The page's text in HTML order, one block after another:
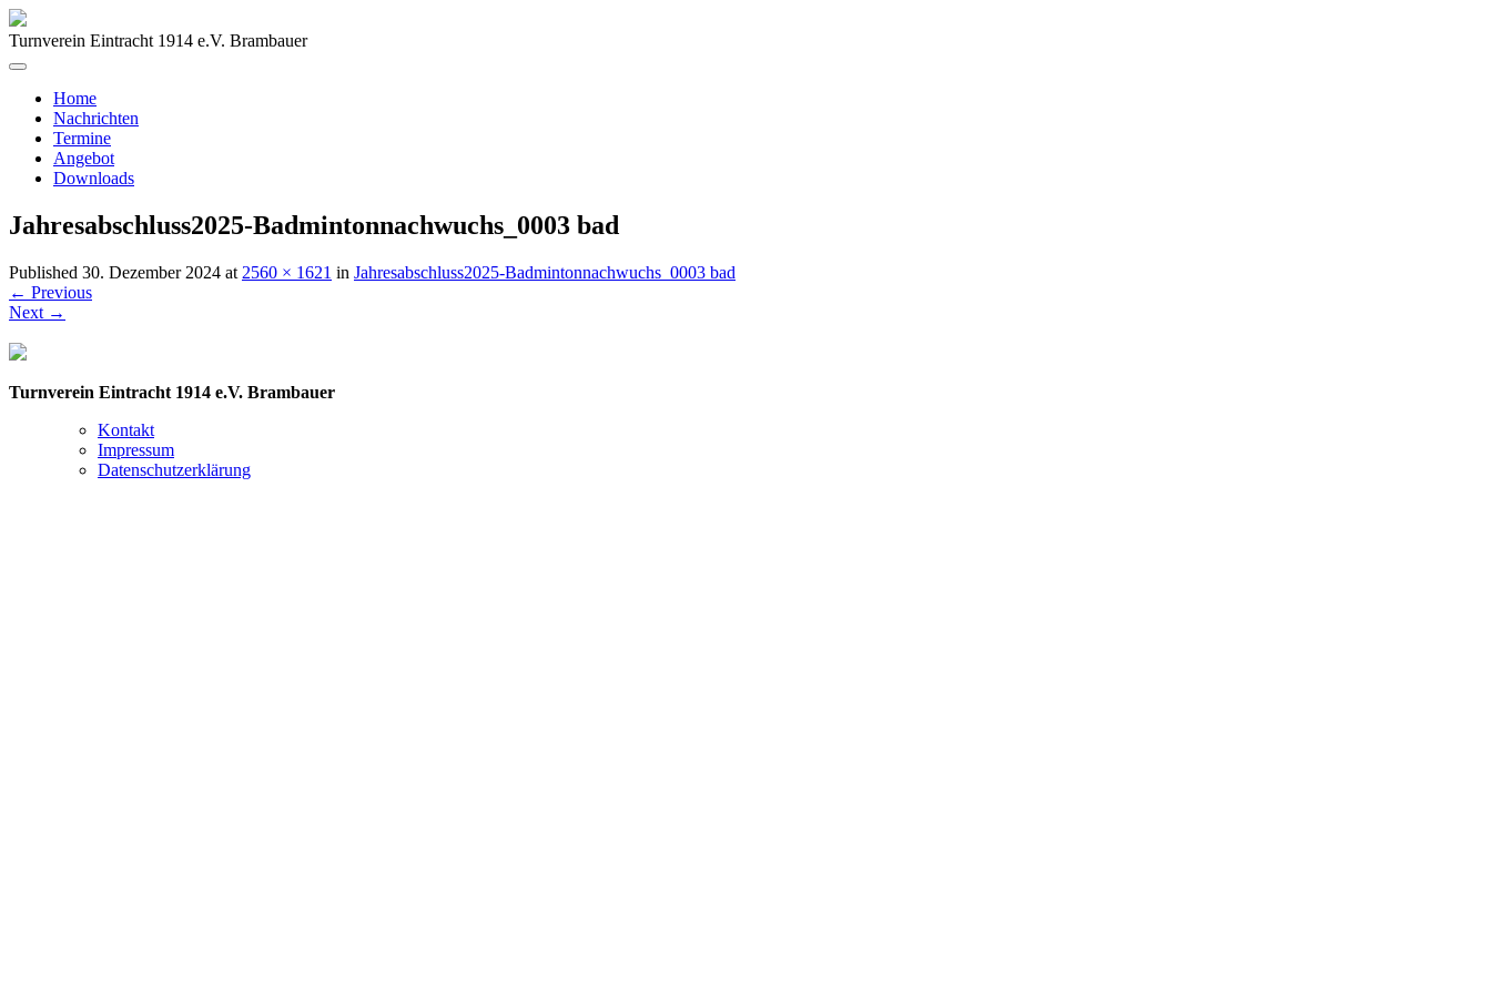
Turnverein Eintracht 1914 e.V. Brambauer
Home
Nachrichten
Termine
Angebot
Downloads
Jahresabschluss2025-Badmintonnachwuchs_0003 bad
Published 30. Dezember 2024 at 2560 × 1621 in Jahresabschluss2025-Badmintonnachwuchs_0003 bad
← Previous
Next →
Turnverein Eintracht 1914 e.V. Brambauer
Kontakt
Impressum
Datenschutzerklärung